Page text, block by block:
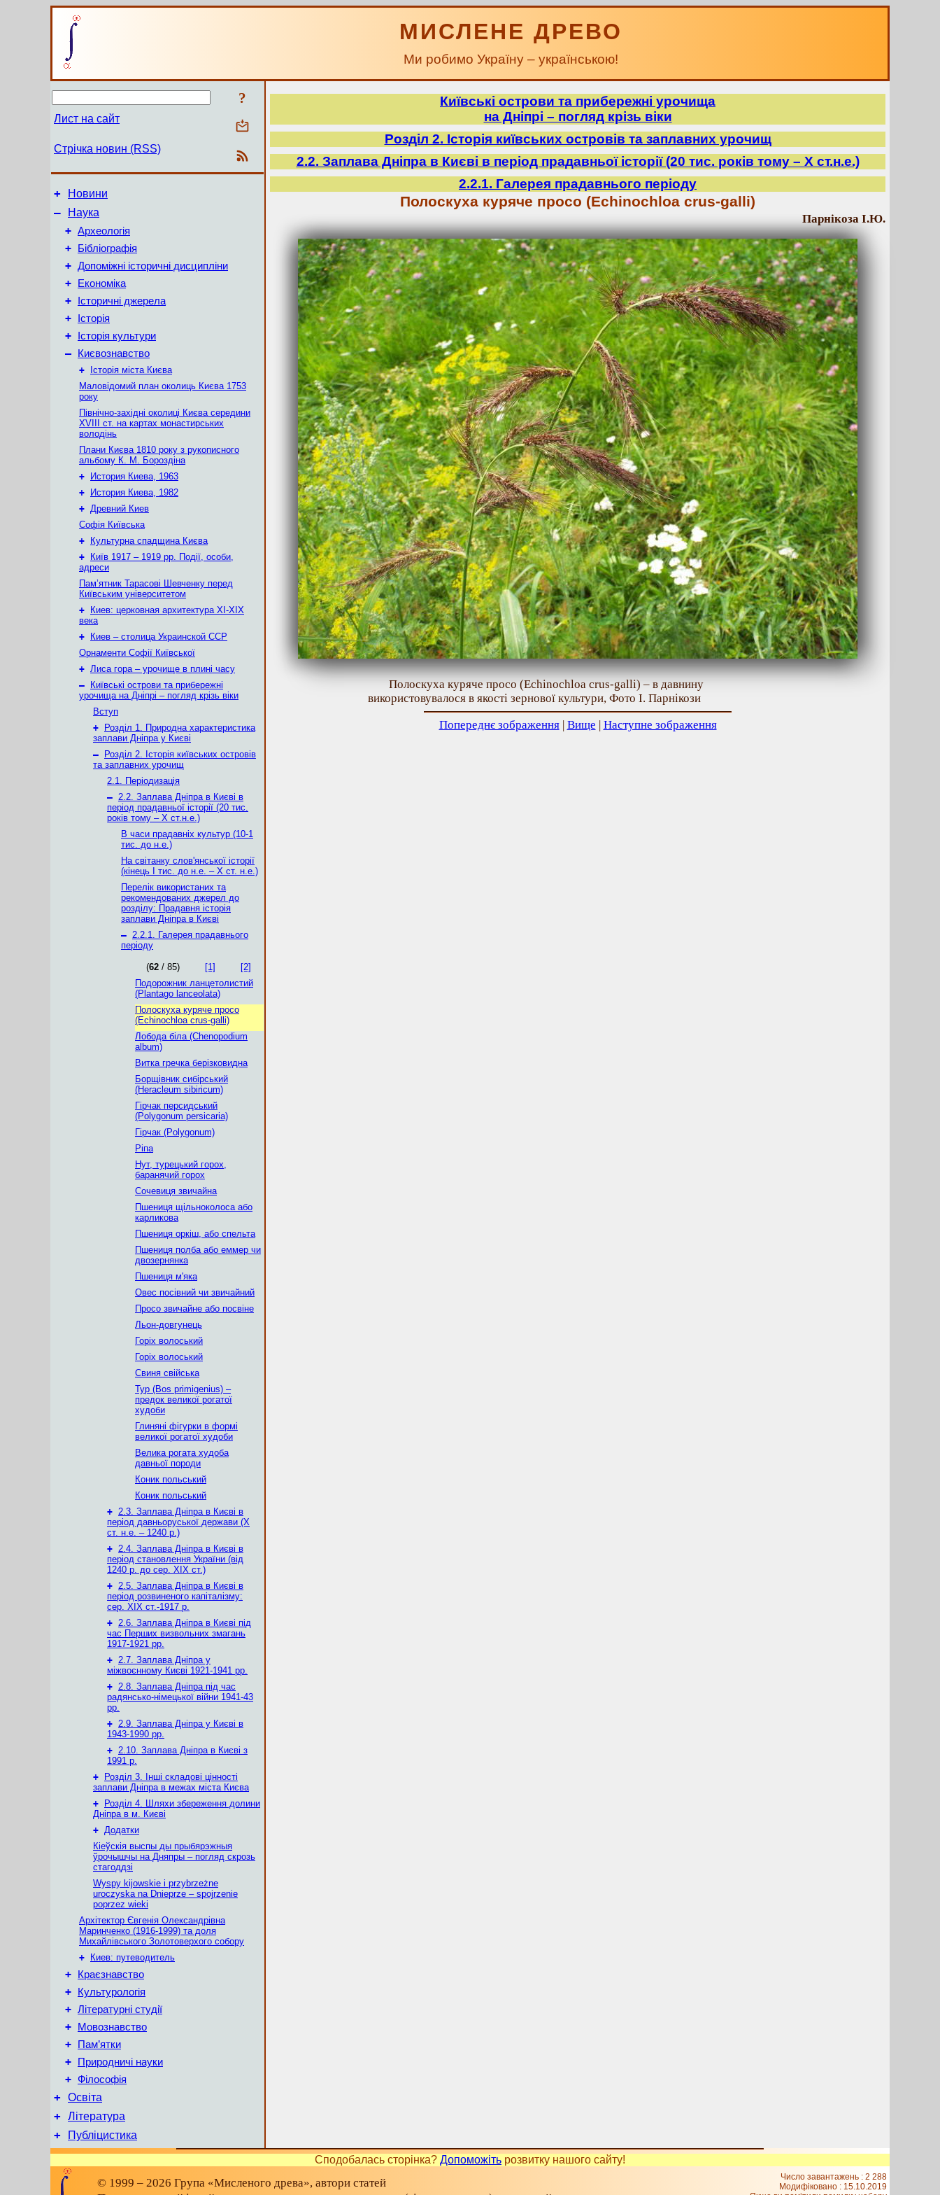
МИСЛЕНЕ ДРЕВО
Ми робимо Україну – українською!
?
Лист на сайт
Стрічка новин (RSS)
+ Новини
–
Наука
+ Археологія
+ Бібліографія
+ Допоміжні історичні дисципліни
+ Економіка
+ Історичні джерела
+ Історія
+ Історія культури
– Києвознавство
+
Історія міста Києва
Маловідомий план околиць Києва 1753
року
Північно-західні околиці Києва середини
XVIII ст. на картах монастирських
володінь
Плани Києва 1810 року з рукописного
альбому К. М. Бороздіна
+
История Киева, 1963
+
История Киева, 1982
+ Древний Киев
Софія Київська
+
Культурна спадщина Києва
+
Київ 1917 – 1919 рр. Події, особи,
адреси
Пам’ятник Тарасові Шевченку перед
Київським університетом
+
Киев: церковная архитектура XI-XIX
века
+
Киев – столица Украинской ССР
Орнаменти Софії Київської
+ Лиса гора – урочище в плині часу
–
Київські острови та прибережні
урочища на Дніпрі – погляд крізь віки
Вступ
+
Розділ 1. Природна характеристика
заплави Дніпра у Києві
–
Розділ 2. Історія київських островів
та заплавних урочищ
2.1. Періодизація
– 2.2. Заплава Дніпра в Києві в
період прадавньої історії (20 тис.
років тому – X ст.н.е.)
В часи прадавніх культур (10-1
тис. до н.е.)
На світанку слов'янської історії
(кінець І тис. до н.е. – X ст. н.е.)
Перелік використаних та
рекомендованих джерел до
розділу: Прадавня історія
заплави Дніпра в Києві
– 2.2.1. Галерея прадавнього
періоду
(62 / 85) [1]
[2]
Подорожник ланцетолистий
(Plantago lanceolata)
Полоскуха куряче просо
(Echinochloa crus-galli)
Лобода біла (Chenopodium
album)
Витка гречка берізковидна
Борщівник сибірський
(Heracleum sibiricum)
Гірчак персидський
(Polygonum persicaria)
Гірчак (Polygonum)
Ріпа
Нут, турецький горох,
баранячий горох
Сочевиця звичайна
Пшениця щільноколоса або
карликова
Пшениця оркіш, або спельта
Пшениця полба або еммер чи
двозернянка
Пшениця м'яка
Овес посівний чи звичайний
Просо звичайне або посвіне
Льон-довгунець
Горіх волоський
Горіх волоський
Свиня свійська
Тур (Bos primigenius) –
предок великої рогатої
худоби
Глиняні фігурки в формі
великої рогатої худоби
Велика рогата худоба
давньої породи
Коник польський
Коник польський
+ 2.3. Заплава Дніпра в Києві в
період давньоруської держави (Х
ст. н.е. – 1240 р.)
+ 2.4. Заплава Дніпра в Києві в
період становлення України (від
1240 р. до сер. ХІХ ст.)
+ 2.5. Заплава Дніпра в Києві в
період розвиненого капіталізму:
сер. ХІХ ст.-1917 р.
+ 2.6. Заплава Дніпра в Києві під
час Перших визвольних змагань
1917-1921 рр.
+ 2.7. Заплава Дніпра у
міжвоєнному Києві 1921-1941 рр.
+ 2.8. Заплава Дніпра під час
радянсько-німецької війни 1941-43
рр.
+ 2.9. Заплава Дніпра у Києві в
1943-1990 рр.
+ 2.10. Заплава Дніпра в Києві з
1991 р.
+
Розділ 3. Інші складові цінності
заплави Дніпра в межах міста Києва
+
Розділ 4. Шляхи збереження долини
Дніпра в м. Києві
+ Додатки
Кіеўскія выспы ды прыбярэжныя
ўрочышчы на Дняпры – погляд скрозь
стагоддзі
Wyspy kijowskie i przybrzeżne
uroczyska na Dnieprze – spojrzenie
poprzez wieki
Архітектор Євгенія Олександрівна
Маринченко (1916-1999) та доля
Михайлівського Золотоверхого собору
+
Киев: путеводитель
+ Краєзнавство
+ Культурологія
+ Літературні студії
+ Мовознавство
+ Пам’ятки
+ Природничі науки
+ Філософія
+ Освіта
+ Література
+ Публіцистика
Київські острови та прибережні урочища
на Дніпрі – погляд крізь віки
Розділ 2. Історія київських островів та заплавних урочищ
2.2. Заплава Дніпра в Києві в період прадавньої історії (20 тис. років тому – X ст.н.е.)
2.2.1. Галерея прадавнього періоду
Полоскуха куряче просо (Echinochloa crus-galli)
Парнікоза І.Ю.
Полоскуха куряче просо (Echinochloa crus-galli) – в давнину
використовувалося в якості зернової культури, Фото І. Парнікози
Попереднє зображення| Вище | Наступне зображення
Сподобалась сторінка? Допоможіть розвитку нашого сайту!
© 1999 – 2026 Група «Мисленого древа», автори статей
Число завантажень : 2 288
Модифіковано : 15.10.2019